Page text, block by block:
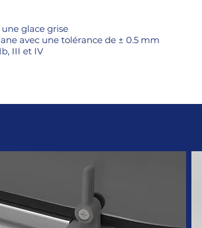
glace grise
avec une tolérance de ± 0.5 mm
III et IV